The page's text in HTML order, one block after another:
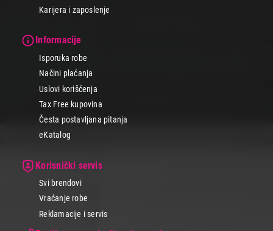
Karijera i zaposlenje
Informacije
Isporuka robe
Načini plaćanja
Uslovi korišćenja
Tax Free kupovina
Česta postavljana pitanja
eKatalog
Korisnički servis
Svi brendovi
Vraćanje robe
Reklamacije i servis